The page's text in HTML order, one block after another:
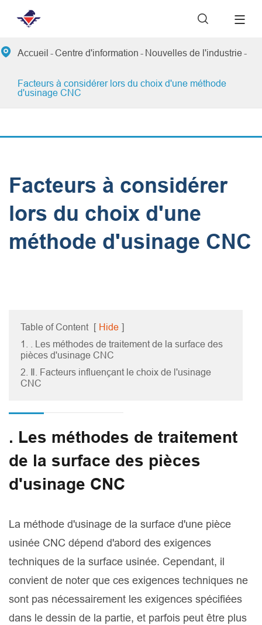

 Accueil Centre d'information Nouvelles de l'industrie
Facteurs à considérer lors du choix d'une méthode
d'usinage CNC
Facteurs à considérer
lors du choix d'une
méthode d'usinage CNC
Table of Content [ Hide ]
1. . Les méthodes de traitement de la surface des
pièces d'usinage CNC
2. Ⅱ. Facteurs influençant le choix de l'usinage
CNC
. Les méthodes de traitement
de la surface des pièces
d'usinage CNC
La méthode d'usinage de la surface d'une pièce
usinée CNC dépend d'abord des exigences
techniques de la surface usinée. Cependant, il
convient de noter que ces exigences techniques ne
sont pas nécessairement les exigences spécifiées
dans le dessin de la partie, et parfois peut être plus